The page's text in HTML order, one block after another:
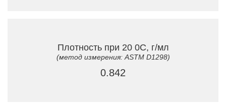
Плотность при 20 0C, г/мл
(метод измерения: ASTM D1298)
0.842